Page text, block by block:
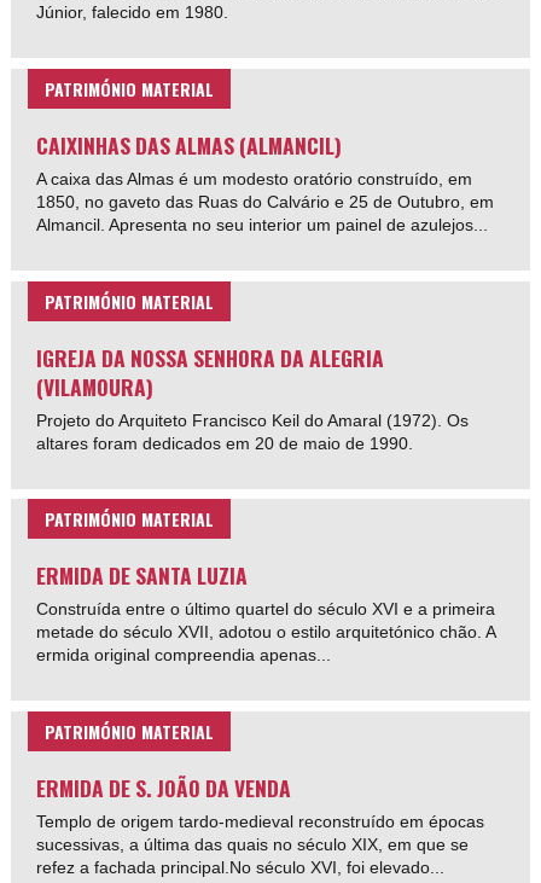
Júnior, falecido em 1980.
PATRIMÓNIO MATERIAL
CAIXINHAS DAS ALMAS (ALMANCIL)
A caixa das Almas é um modesto oratório construído, em
1850, no gaveto das Ruas do Calvário e 25 de Outubro, em
Almancil. Apresenta no seu interior um painel de azulejos...
PATRIMÓNIO MATERIAL
IGREJA DA NOSSA SENHORA DA ALEGRIA
(VILAMOURA)
Projeto do Arquiteto Francisco Keil do Amaral (1972). Os
altares foram dedicados em 20 de maio de 1990.
PATRIMÓNIO MATERIAL
ERMIDA DE SANTA LUZIA
Construída entre o último quartel do século XVI e a primeira
metade do século XVII, adotou o estilo arquitetónico chão. A
ermida original compreendia apenas...
PATRIMÓNIO MATERIAL
ERMIDA DE S. JOÃO DA VENDA
Templo de origem tardo-medieval reconstruído em épocas
sucessivas, a última das quais no século XIX, em que se
refez a fachada principal.No século XVI, foi elevado...